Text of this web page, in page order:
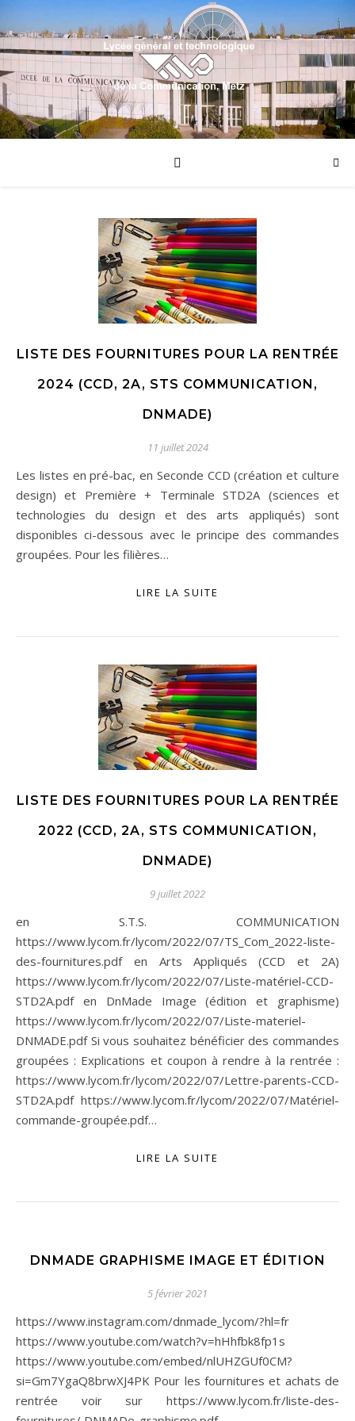
LISTE DES FOURNITURES POUR LA RENTRÉE
2024 (CCD, 2A, STS COMMUNICATION,
DNMADE)
11 juillet 2024
Les listes en pré-bac, en Seconde CCD (création et culture
design) et Première + Terminale STD2A (sciences et
technologies du design et des arts appliqués) sont
disponibles ci-dessous avec le principe des commandes
groupées. Pour les filières…
LIRE LA SUITE
LISTE DES FOURNITURES POUR LA RENTRÉE
2022 (CCD, 2A, STS COMMUNICATION,
DNMADE)
9 juillet 2022
en S.T.S. COMMUNICATION
https://www.lycom.fr/lycom/2022/07/TS_Com_2022-liste-
des-fournitures.pdf en Arts Appliqués (CCD et 2A)
https://www.lycom.fr/lycom/2022/07/Liste-matériel-CCD-
STD2A.pdf en DnMade Image (édition et graphisme)
https://www.lycom.fr/lycom/2022/07/Liste-materiel-
DNMADE.pdf Si vous souhaitez bénéficier des commandes
groupées : Explications et coupon à rendre à la rentrée :
https://www.lycom.fr/lycom/2022/07/Lettre-parents-CCD-
STD2A.pdf https://www.lycom.fr/lycom/2022/07/Matériel-
commande-groupée.pdf…
LIRE LA SUITE
DNMADE GRAPHISME IMAGE ET ÉDITION
5 février 2021
https://www.instagram.com/dnmade_lycom/?hl=fr
https://www.youtube.com/watch?v=hHhfbk8fp1s
https://www.youtube.com/embed/nlUHZGUf0CM?
si=Gm7YgaQ8brwXJ4PK Pour les fournitures et achats de
rentrée voir sur https://www.lycom.fr/liste-des-